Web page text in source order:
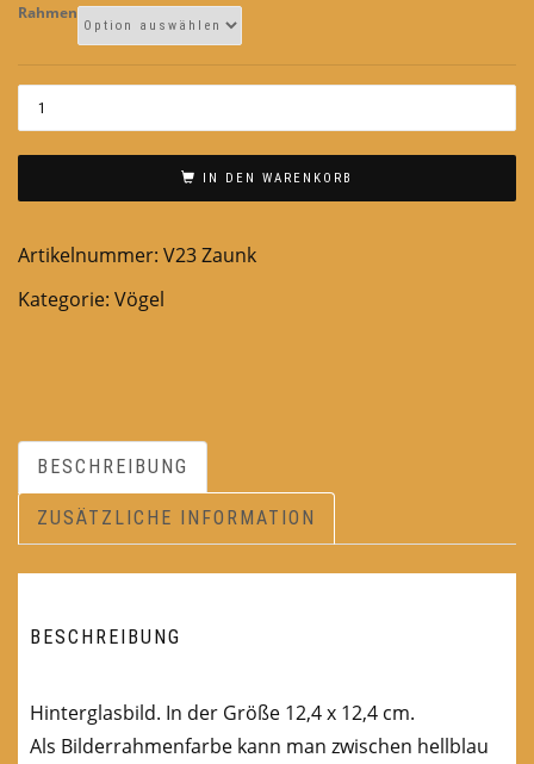
Rahmen
IN DEN WARENKORB
Artikelnummer: V23 Zaunk
Kategorie: Vögel
BESCHREIBUNG
ZUSÄTZLICHE INFORMATION
BESCHREIBUNG
Hinterglasbild. In der Größe 12,4 x 12,4 cm.
Als Bilderrahmenfarbe kann man zwischen hellblau